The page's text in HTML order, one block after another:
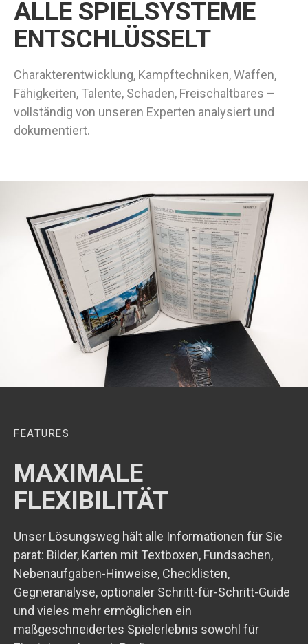
ALLE SPIELSYSTEME
ENTSCHLÜSSELT
Charakterentwicklung, Kampftechniken, Waffen,
Fähigkeiten, Talente, Schaden, Freischaltbares –
vollständig von unseren Experten analysiert und
dokumentiert.
FEATURES
MAXIMALE
FLEXIBILITÄT
Unser Lösungsweg hält alle Informationen für Sie
parat: Bilder, Karten mit Textboxen, Fundsachen,
Nebenaufgaben-Hinweise, Checklisten,
Gegneranalyse, optionaler Schritt-für-Schritt-Guide
und vieles mehr ermöglichen ein
maßgeschneidertes Spielerlebnis sowohl für